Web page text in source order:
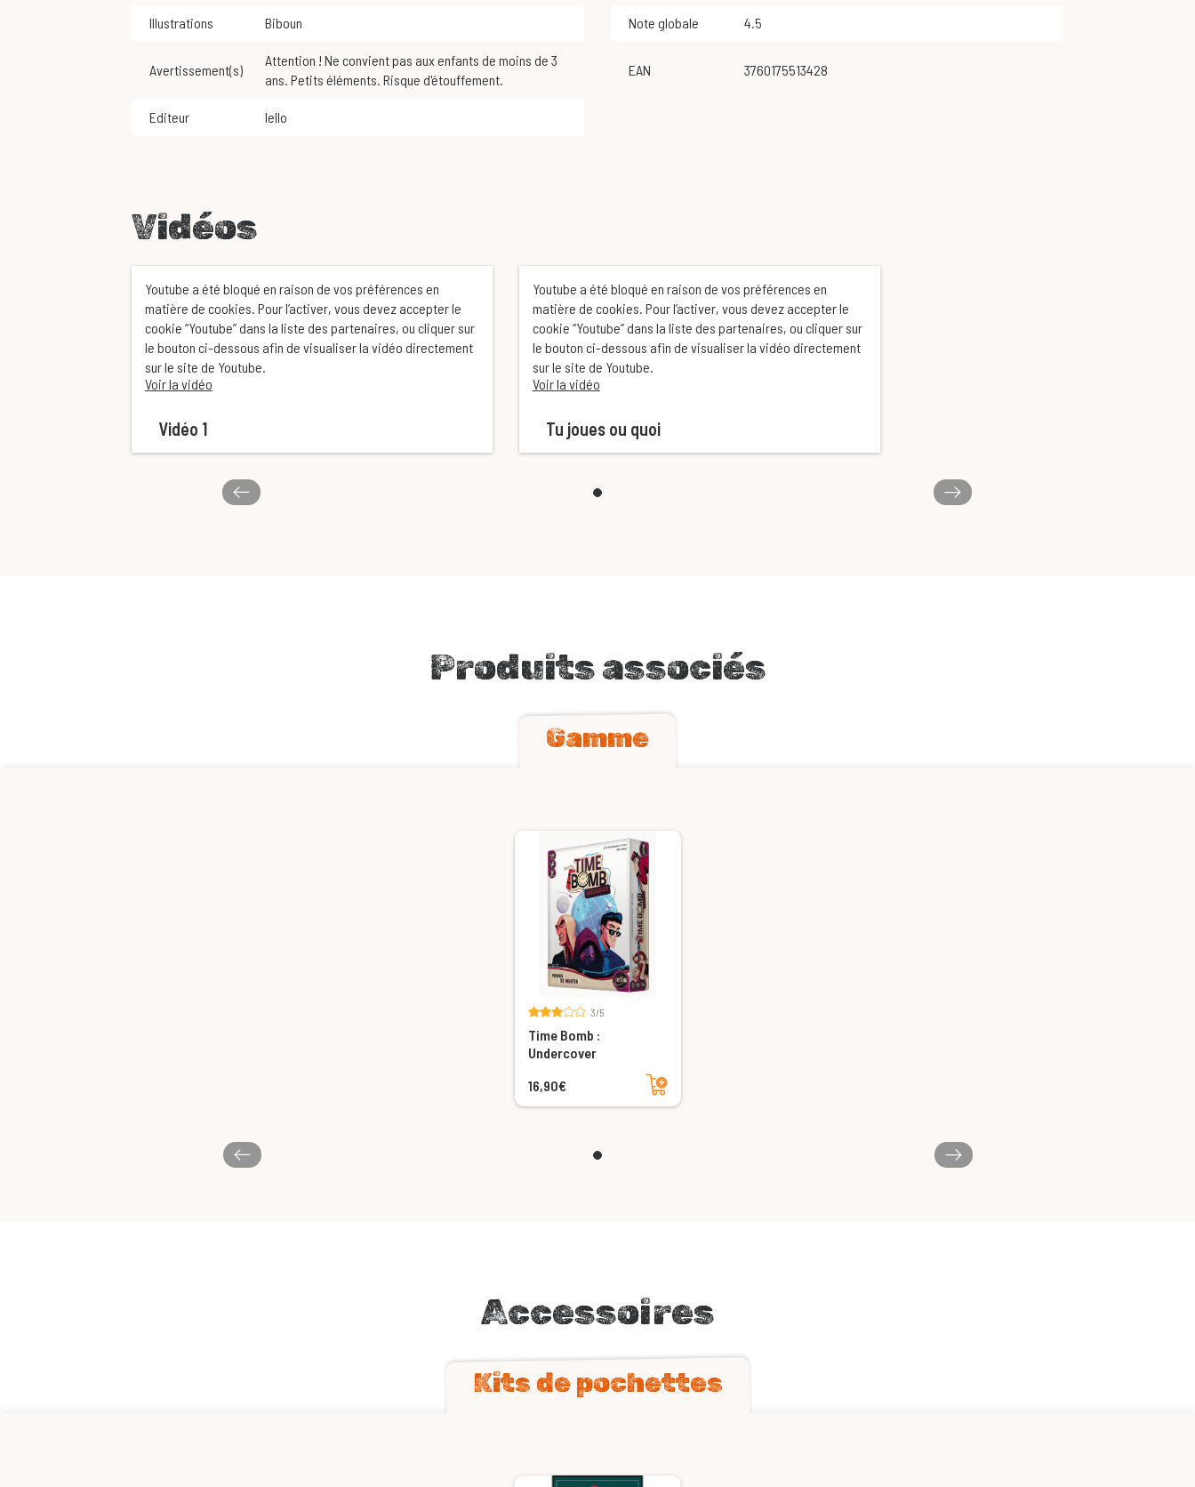
Illustrations Biboun Note globale 4.5
Avertissement(s)
Attention ! Ne convient pas aux enfants de moins de 3
ans. Petits éléments. Risque d'étouffement.
EAN 3760175513428
Editeur Iello
Vidéos
Youtube a été bloqué en raison de vos préférences en
matière de cookies. Pour l’activer, vous devez accepter le
cookie “Youtube” dans la liste des partenaires, ou cliquer sur
le bouton ci-dessous afin de visualiser la vidéo directement
sur le site de Youtube.
Voir la vidéo
Vidéo 1
Youtube a été bloqué en raison de vos préférences en
matière de cookies. Pour l’activer, vous devez accepter le
cookie “Youtube” dans la liste des partenaires, ou cliquer sur
le bouton ci-dessous afin de visualiser la vidéo directement
sur le site de Youtube.
Voir la vidéo
Tu joues ou quoi
Produits associés
Gamme
3/5
Time Bomb :
Undercover
16,90€
Ajouter au panier
Accessoires
Kits de pochettes